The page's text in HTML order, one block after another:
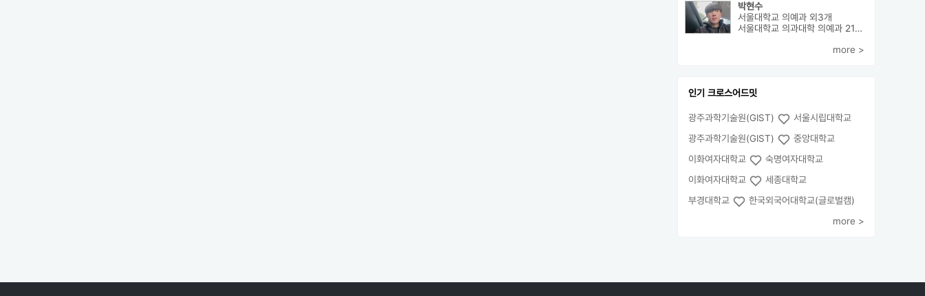
박현수
서울대학교 의예과 외3개
서울대학교 의과대학 의예과 21학번으로 진학하게 될 박현수라고 합니다~
more >
인기 크로스어드밋
광주과학기술원(GIST)
서울시립대학교
광주과학기술원(GIST)
중앙대학교
이화여자대학교
숙명여자대학교
이화여자대학교
세종대학교
부경대학교
한국외국어대학교(글로벌캠)
more >